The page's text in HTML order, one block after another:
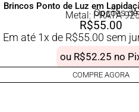
Brincos Ponto de Luz em
Opções
Metal: PRATA
R$55.00
Em até 1x de R$55.00 sem
ou R$52.25 no
COMPRE AGORA